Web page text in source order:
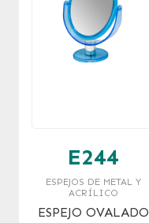
E244
ESPEJOS DE METAL Y
ACRÍLICO
ESPEJO OVALADO